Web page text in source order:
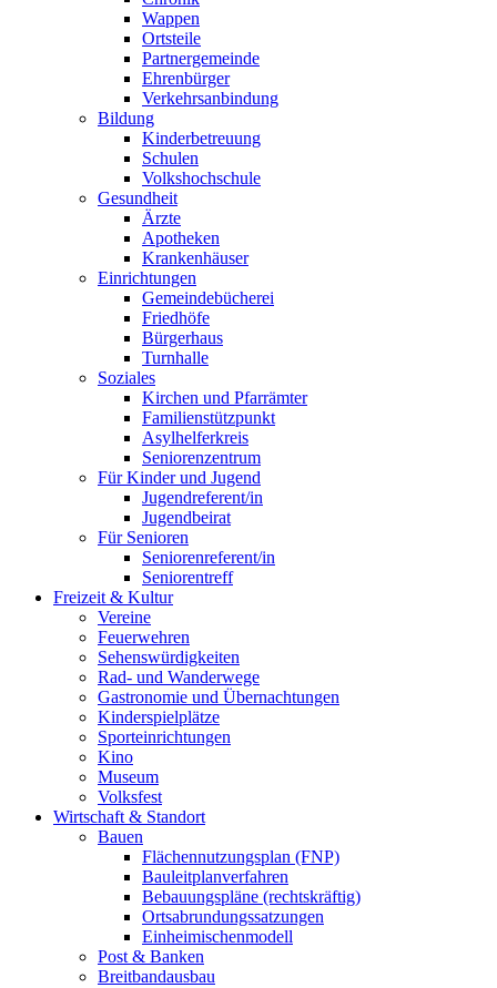
Wappen
Ortsteile
Partnergemeinde
Ehrenbürger
Verkehrsanbindung
Bildung
Kinderbetreuung
Schulen
Volkshochschule
Gesundheit
Ärzte
Apotheken
Krankenhäuser
Einrichtungen
Gemeindebücherei
Friedhöfe
Bürgerhaus
Turnhalle
Soziales
Kirchen und Pfarrämter
Familienstützpunkt
Asylhelferkreis
Seniorenzentrum
Für Kinder und Jugend
Jugendreferent/in
Jugendbeirat
Für Senioren
Seniorenreferent/in
Seniorentreff
Freizeit & Kultur
Vereine
Feuerwehren
Sehenswürdigkeiten
Rad- und Wanderwege
Gastronomie und Übernachtungen
Kinderspielplätze
Sporteinrichtungen
Kino
Museum
Volksfest
Wirtschaft & Standort
Bauen
Flächennutzungsplan (FNP)
Bauleitplanverfahren
Bebauungspläne (rechtskräftig)
Ortsabrundungssatzungen
Einheimischenmodell
Post & Banken
Breitbandausbau